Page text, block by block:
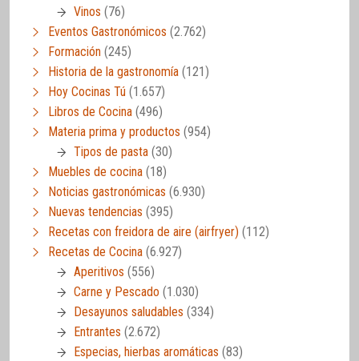
Vinos (76)
Eventos Gastronómicos (2.762)
Formación (245)
Historia de la gastronomía (121)
Hoy Cocinas Tú (1.657)
Libros de Cocina (496)
Materia prima y productos (954)
Tipos de pasta (30)
Muebles de cocina (18)
Noticias gastronómicas (6.930)
Nuevas tendencias (395)
Recetas con freidora de aire (airfryer) (112)
Recetas de Cocina (6.927)
Aperitivos (556)
Carne y Pescado (1.030)
Desayunos saludables (334)
Entrantes (2.672)
Especias, hierbas aromáticas (83)